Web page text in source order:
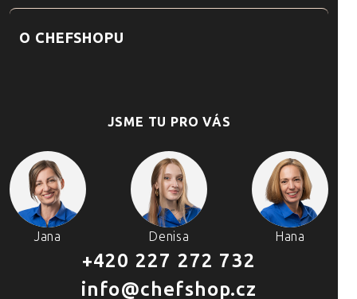
O CHEFSHOPU
JSME TU PRO VÁS
Jana Denisa Hana
+420 227 272 732
info@chefshop.cz